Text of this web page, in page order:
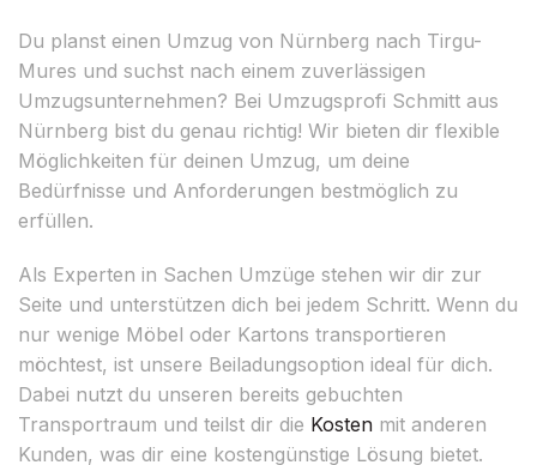
Du planst einen Umzug von Nürnberg nach Tirgu-
Mures und suchst nach einem zuverlässigen
Umzugsunternehmen? Bei Umzugsprofi Schmitt aus
Nürnberg bist du genau richtig! Wir bieten dir flexible
Möglichkeiten für deinen Umzug, um deine
Bedürfnisse und Anforderungen bestmöglich zu
erfüllen.
Als Experten in Sachen Umzüge stehen wir dir zur
Seite und unterstützen dich bei jedem Schritt. Wenn du
nur wenige Möbel oder Kartons transportieren
möchtest, ist unsere Beiladungsoption ideal für dich.
Dabei nutzt du unseren bereits gebuchten
Transportraum und teilst dir die Kosten mit anderen
Kunden, was dir eine kostengünstige Lösung bietet.